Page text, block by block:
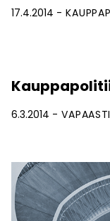
17.4.2014
6.3.2014